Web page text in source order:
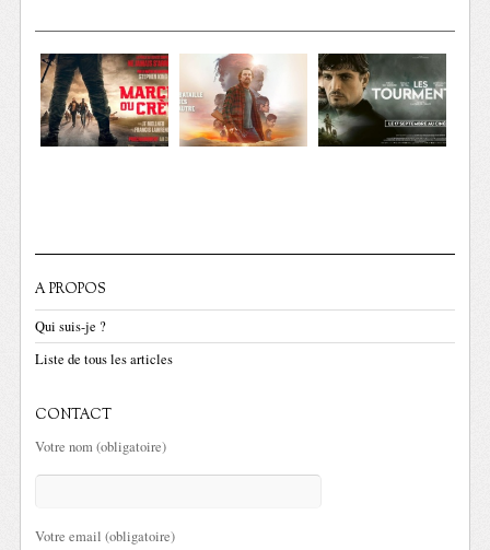
A PROPOS
Qui suis-je ?
Liste de tous les articles
CONTACT
Votre nom (obligatoire)
Votre email (obligatoire)